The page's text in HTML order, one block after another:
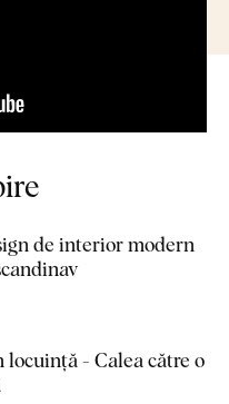
de interior modern
- Calea către o